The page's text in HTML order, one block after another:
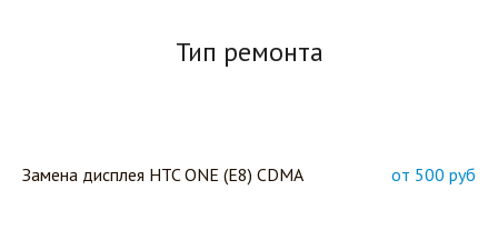
Тип ремонта
Замена дисплея HTC ONE (E8) CDMA от 500 руб